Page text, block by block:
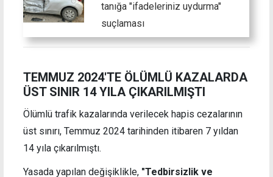
tanığa "ifadeleriniz uydurma"
suçlaması
TEMMUZ 2024'TE ÖLÜMLÜ KAZALARDA
ÜST SINIR 14 YILA ÇIKARILMIŞTI
Ölümlü trafik kazalarında verilecek hapis cezalarının
üst sınırı, Temmuz 2024 tarihinden itibaren 7 yıldan
14 yıla çıkarılmıştı.
Yasada yapılan değişiklikle, "Tedbirsizlik ve